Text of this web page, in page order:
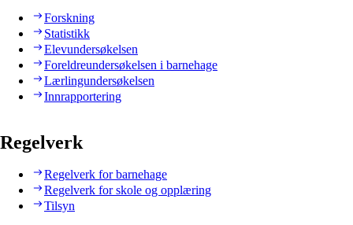
Forskning
Statistikk
Elevundersøkelsen
Foreldreundersøkelsen i barnehage
Lærlingundersøkelsen
Innrapportering
Regelverk
Regelverk for barnehage
Regelverk for skole og opplæring
Tilsyn